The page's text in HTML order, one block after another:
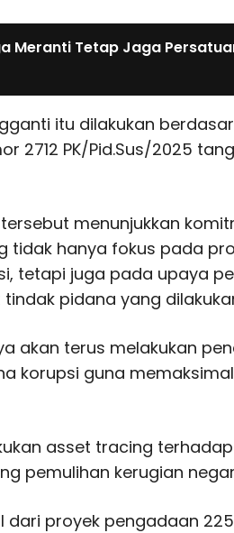
Meranti Tetap Jaga
itu dilakukan
2712 PK/Pid.Sus/2025
menunjukkan
tidak hanya fokus pada
tetapi juga pada upaya
pidana yang
akan terus melakukan
korupsi guna
asset tracing
pemulihan kerugian
proyek pengadaan